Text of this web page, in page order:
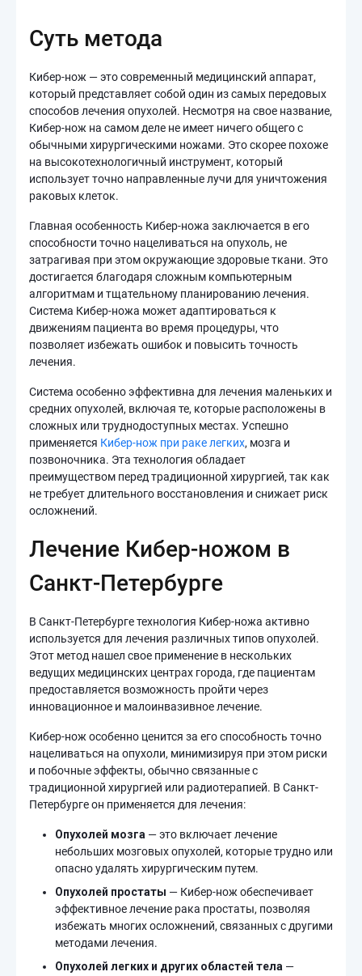
Суть метода
Кибер-нож — это современный медицинский аппарат,
который представляет собой один из самых передовых
способов лечения опухолей. Несмотря на свое название,
Кибер-нож на самом деле не имеет ничего общего с
обычными хирургическими ножами. Это скорее похоже
на высокотехнологичный инструмент, который
использует точно направленные лучи для уничтожения
раковых клеток.
Главная особенность Кибер-ножа заключается в его
способности точно нацеливаться на опухоль, не
затрагивая при этом окружающие здоровые ткани. Это
достигается благодаря сложным компьютерным
алгоритмам и тщательному планированию лечения.
Система Кибер-ножа может адаптироваться к
движениям пациента во время процедуры, что
позволяет избежать ошибок и повысить точность
лечения.
Система особенно эффективна для лечения маленьких и
средних опухолей, включая те, которые расположены в
сложных или труднодоступных местах. Успешно
применяется Кибер-нож при раке легких, мозга и
позвоночника. Эта технология обладает
преимуществом перед традиционной хирургией, так как
не требует длительного восстановления и снижает риск
осложнений.
Лечение Кибер-ножом в
Санкт-Петербурге
В Санкт-Петербурге технология Кибер-ножа активно
используется для лечения различных типов опухолей.
Этот метод нашел свое применение в нескольких
ведущих медицинских центрах города, где пациентам
предоставляется возможность пройти через
инновационное и малоинвазивное лечение.
Кибер-нож особенно ценится за его способность точно
нацеливаться на опухоли, минимизируя при этом риски
и побочные эффекты, обычно связанные с
традиционной хирургией или радиотерапией. В Санкт-
Петербурге он применяется для лечения:
Опухолей мозга — это включает лечение
небольших мозговых опухолей, которые трудно или
опасно удалять хирургическим путем.
Опухолей простаты — Кибер-нож обеспечивает
эффективное лечение рака простаты, позволяя
избежать многих осложнений, связанных с другими
методами лечения.
Опухолей легких и других областей тела —